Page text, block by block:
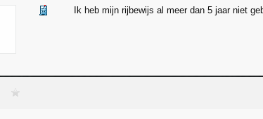
Ik heb mijn rijbewijs al meer dan 5 jaar niet